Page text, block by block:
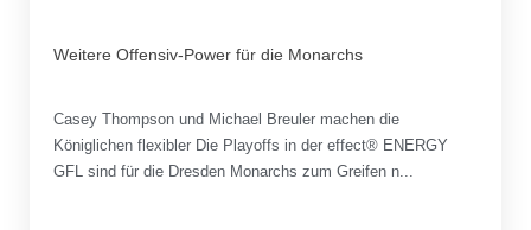
Weitere Offensiv-Power für die Monarchs
Casey Thompson und Michael Breuler machen die
Königlichen flexibler Die Playoffs in der effect® ENERGY
GFL sind für die Dresden Monarchs zum Greifen n...